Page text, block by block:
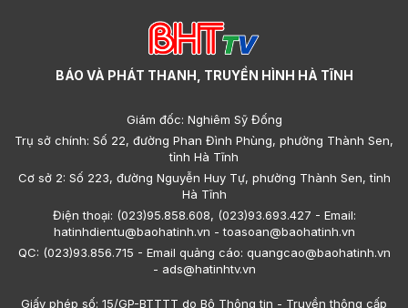
BÁO VÀ PHÁT THANH, TRUYỀN HÌNH HÀ TĨNH
Giám đốc: Nghiêm Sỹ Đống
Trụ sở chính: Số 22, đường Phan Đình Phùng, phường Thành Sen,
tỉnh Hà Tĩnh
Cơ sở 2: Số 223, đường Nguyễn Huy Tự, phường Thành Sen, tỉnh
Hà Tĩnh
Điện thoại: (023)95.858.608, (023)93.693.427 - Email:
hatinhdientu@baohatinh.vn - toasoan@baohatinh.vn
QC: (023)93.856.715 - Email quảng cáo: quangcao@baohatinh.vn
- ads@hatinhtv.vn
Giấy phép số: 15/GP-BTTTT do Bộ Thông tin - Truyền thông cấp